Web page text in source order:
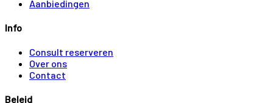
Aanbiedingen
Info
Consult reserveren
Over ons
Contact
Beleid